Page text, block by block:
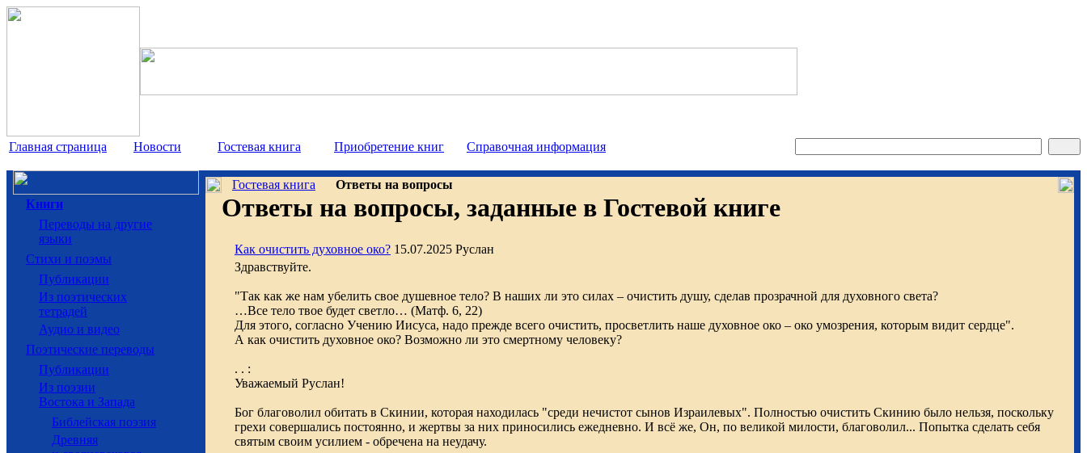
Главная страница Новости Гостевая книга Приобретение книг Справочная информация
Книги
Переводы на другие
языки
Cтихи и поэмы
Публикации
Из поэтических
тетрадей
Аудио и видео
Поэтические переводы
Публикации
Из поэзии
Востока и Запада
Библейская поэзия
Древняя
Гостевая книга Ответы на вопросы
Ответы на вопросы, заданные в Гостевой книге
Как очистить духовное око? 15.07.2025 Руслан
Здравствуйте.
"Так как же нам убелить свое душевное тело? В наших ли это силах – очистить душу, сделав прозрачной для духовного света?
…Все тело твое будет светло… (Матф. 6, 22)
Для этого, согласно Учению Иисуса, надо прежде всего очистить, просветлить наше духовное око – око умозрения, которым видит сердце".
А как очистить духовное око? Возможно ли это смертному человеку?
. . :
Уважаемый Руслан!
Бог благоволил обитать в Скинии, которая находилась "среди нечистот сынов Израилевых". Полностью очистить Скинию было нельзя, поскольку
грехи совершались постоянно, и жертвы за них приносились ежедневно. И всё же, Он, по великой милости, благоволил... Попытка сделать себя
святым своим усилием - обречена на неудачу.